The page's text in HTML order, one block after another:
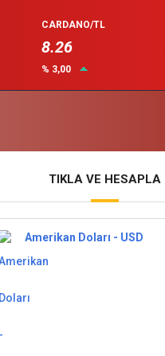
CARDANO/TL
8.26
% 3,00
TIKLA VE HESAPLA
Amerikan Doları - USD